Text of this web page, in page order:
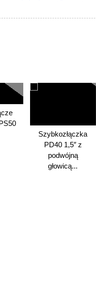
Szybkozłączka
PD40 1,5″ z
podwójną
głowicą...